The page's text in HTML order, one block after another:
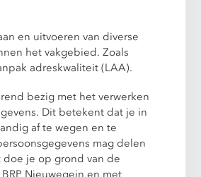
en uitvoeren van diverse
het vakgebied. Zoals
adreskwaliteit (LAA).
bezig met het verwerken
Dit betekent dat je in
af te wegen en te
mag delen
je op grond van de